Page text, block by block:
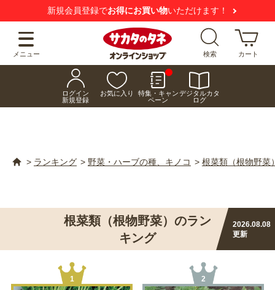
【注意喚起】悪質な偽サイトにご注意ください
メニュー 検索 カート
ログイン
新規登録
お気に入り
特集・キャン
ペーン
デジタルカタ
ログ
> ランキング > 野菜・ハーブの種、キノコ > 根菜類（根物野菜
根菜類（根物野菜）のラン
キング
2026.08.08
更新
1 2